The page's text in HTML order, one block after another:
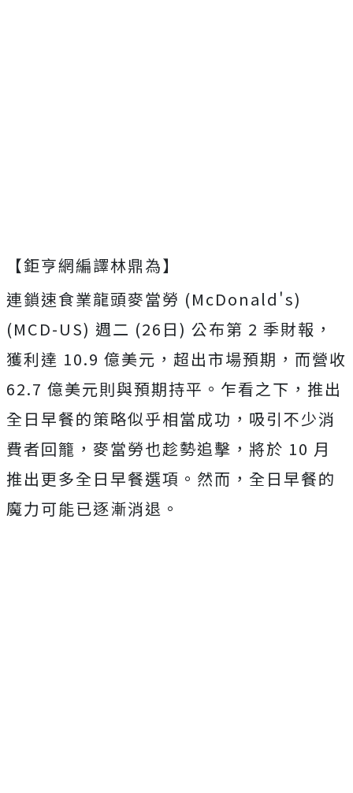
【鉅亨網編譯林鼎為】
連鎖速食業龍頭麥當勞 (McDonald's)
(MCD-US) 週二 (26日) 公布第 2 季財報，
獲利達 10.9 億美元，超出市場預期，而營收
62.7 億美元則與預期持平。乍看之下，推出
全日早餐的策略似乎相當成功，吸引不少消
費者回籠，麥當勞也趁勢追擊，將於 10 月
推出更多全日早餐選項。然而，全日早餐的
魔力可能已逐漸消退。